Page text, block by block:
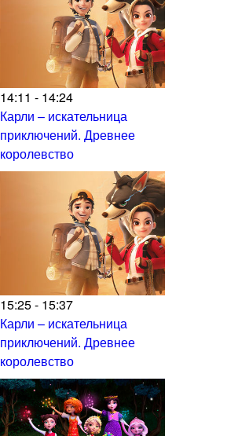
14:11 - 14:24
Карли – искательница
приключений. Древнее
королевство
15:25 - 15:37
Карли – искательница
приключений. Древнее
королевство